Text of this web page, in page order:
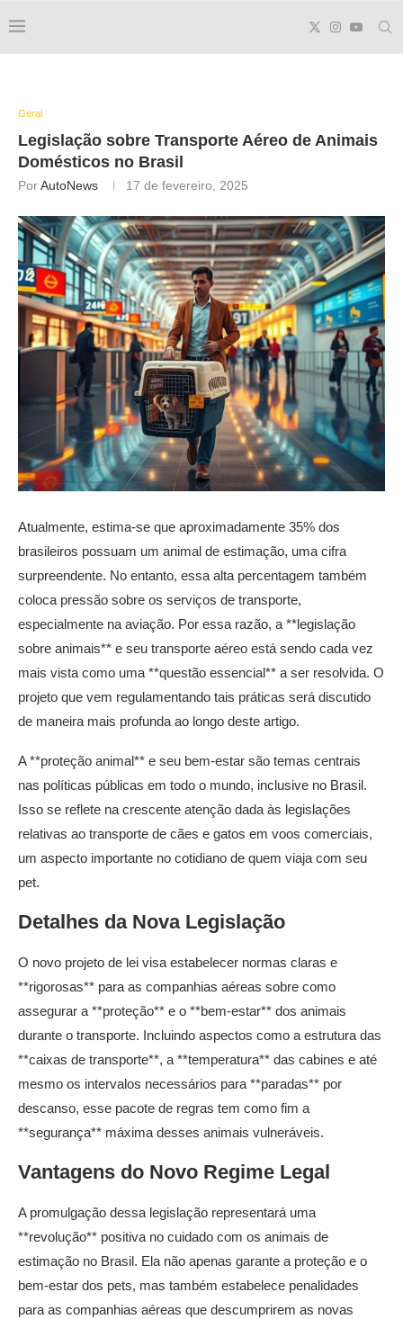
Geral
Legislação sobre Transporte Aéreo de Animais
Domésticos no Brasil
PorAutoNews 17 de fevereiro, 2025
Atualmente, estima-se que aproximadamente 35% dos
brasileiros possuam um animal de estimação, uma cifra
surpreendente. No entanto, essa alta percentagem também
coloca pressão sobre os serviços de transporte,
especialmente na aviação. Por essa razão, a **legislação
sobre animais** e seu transporte aéreo está sendo cada vez
mais vista como uma **questão essencial** a ser resolvida. O
projeto que vem regulamentando tais práticas será discutido
de maneira mais profunda ao longo deste artigo.
A **proteção animal** e seu bem-estar são temas centrais
nas políticas públicas em todo o mundo, inclusive no Brasil.
Isso se reflete na crescente atenção dada às legislações
relativas ao transporte de cães e gatos em voos comerciais,
um aspecto importante no cotidiano de quem viaja com seu
pet.
Detalhes da Nova Legislação
O novo projeto de lei visa estabelecer normas claras e
**rigorosas** para as companhias aéreas sobre como
assegurar a **proteção** e o **bem-estar** dos animais
durante o transporte. Incluindo aspectos como a estrutura das
**caixas de transporte**, a **temperatura** das cabines e até
mesmo os intervalos necessários para **paradas** por
descanso, esse pacote de regras tem como fim a
**segurança** máxima desses animais vulneráveis.
Vantagens do Novo Regime Legal
A promulgação dessa legislação representará uma
**revolução** positiva no cuidado com os animais de
estimação no Brasil. Ela não apenas garante a proteção e o
bem-estar dos pets, mas também estabelece penalidades
para as companhias aéreas que descumprirem as novas